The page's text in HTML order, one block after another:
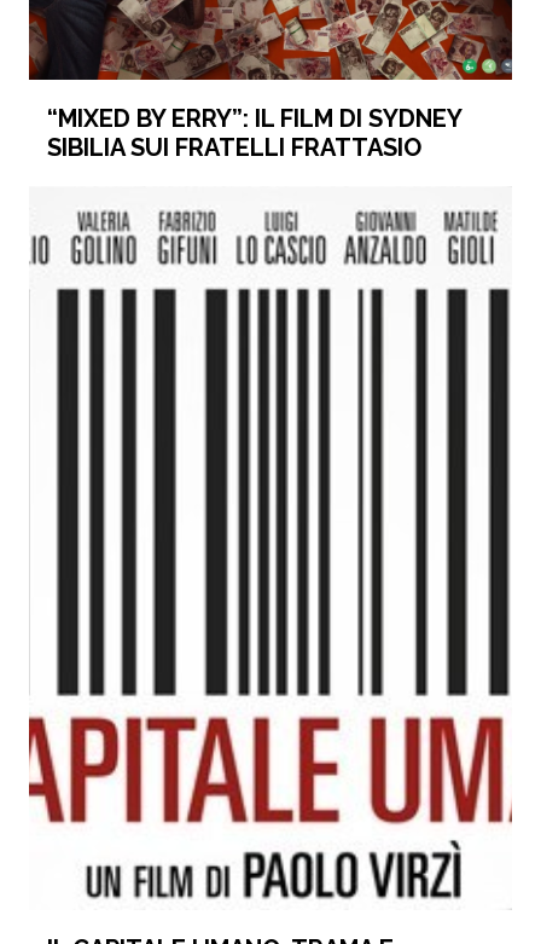
“MIXED BY ERRY”: IL FILM DI SYDNEY
SIBILIA SUI FRATELLI FRATTASIO